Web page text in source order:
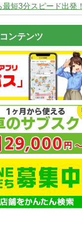
短3分スピード出発！
ンテンツ